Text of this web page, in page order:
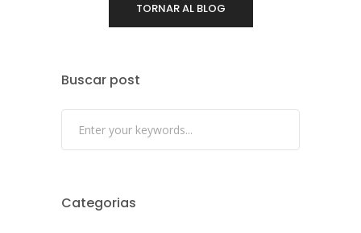
TORNAR AL BLOG
Buscar post
Categorias